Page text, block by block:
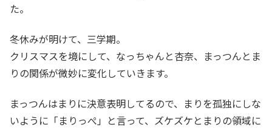
た。
冬休みが明けて、三学期。
クリスマスを境にして、なっちゃんと杏奈、まっつんとま
りの関係が微妙に変化していきます。
まっつんはまりに決意表明してるので、まりを孤独にしな
いように「まりっぺ」と言って、ズケズケとまりの領域に